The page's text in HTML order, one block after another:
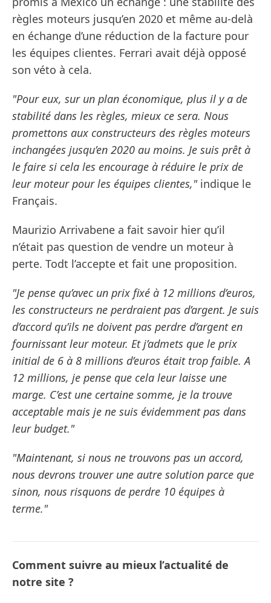
règles moteurs jusqu’en 2020 et même au-delà
en échange d’une réduction de la facture pour
les équipes clientes. Ferrari avait déjà opposé
son véto à cela.
"Pour eux, sur un plan économique, plus il y a de
stabilité dans les règles, mieux ce sera. Nous
promettons aux constructeurs des règles moteurs
inchangées jusqu’en 2020 au moins. Je suis prêt à
le faire si cela les encourage à réduire le prix de
leur moteur pour les équipes clientes,"indique le
Français.
Maurizio Arrivabene a fait savoir hier qu’il
n’était pas question de vendre un moteur à
perte. Todt l’accepte et fait une proposition.
"Je pense qu’avec un prix fixé à 12 millions d’euros,
les constructeurs ne perdraient pas d’argent. Je suis
d’accord qu’ils ne doivent pas perdre d’argent en
fournissant leur moteur. Et j’admets que le prix
initial de 6 à 8 millions d’euros était trop faible. A
12 millions, je pense que cela leur laisse une
marge. C’est une certaine somme, je la trouve
acceptable mais je ne suis évidemment pas dans
leur budget."
"Maintenant, si nous ne trouvons pas un accord,
nous devrons trouver une autre solution parce que
sinon, nous risquons de perdre 10 équipes à
terme."
Comment suivre au mieux l’actualité de
notre site ?